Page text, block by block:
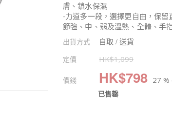
膚、鎖水保濕
-力道多一段，選擇更自由，保
節強、中、弱及溫熱、全體、手
出貨方式 自取 / 送貨
定價 HK$1,099
價錢 HK$798 27 %
已售罄